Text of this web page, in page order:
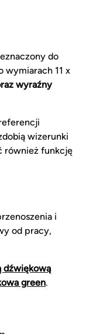
do
wymiarach 11 x
wyraźny
wizerunki
również funkcję
i
od pracy,
dźwiękową
green.